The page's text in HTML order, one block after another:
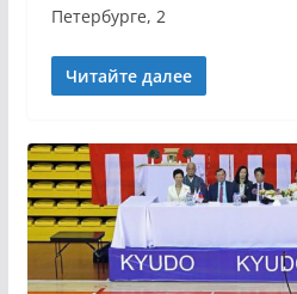
Петербурге, 2
Читайте далее